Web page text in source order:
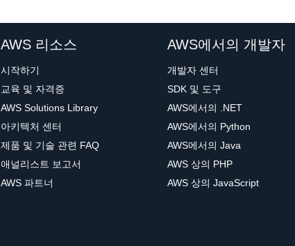
AWS 리소스
시작하기
교육 및 자격증
AWS Solutions Library
아키텍처 센터
제품 및 기술 관련 FAQ
애널리스트 보고서
AWS 파트너
AWS에서의 개발자
개발자 센터
SDK 및 도구
AWS에서의 .NET
AWS에서의 Python
AWS에서의 Java
AWS 상의 PHP
AWS 상의 JavaScript